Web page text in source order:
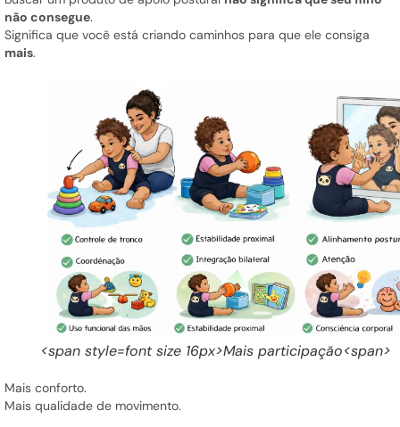
não consegue.
Significa que você está criando caminhos para que ele consiga
mais.
<span style=font size 16px>Mais participação<span>
Mais conforto.
Mais qualidade de movimento.